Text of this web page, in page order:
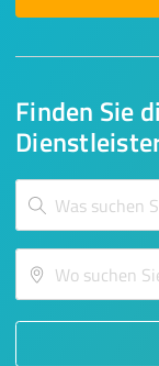
Finden Sie